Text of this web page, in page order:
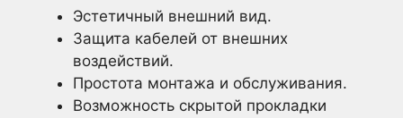
Эстетичный внешний вид.
Защита кабелей от внешних
воздействий.
Простота монтажа и обслуживания.
Возможность скрытой прокладки